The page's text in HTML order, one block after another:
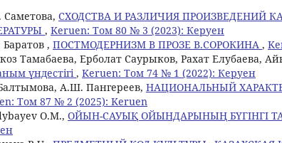
СХОДСТВА И РАЗЛИЧИЯ ПРОИЗВЕДЕНИЙ
, Keruen: Том 80 № 3 (2023): Керуен
, ПОСТМОДЕРНИЗМ В ПРОЗЕ В.СОРОКИНА ,
Тамабаева, Ерболат Саурыков, Рахат Елубаева,
үндестігі, Keruen: Том 74 № 1 (2022): Керуен
А.Ш. Пангереев, НАЦИОНАЛЬНЫЙ
Том 87 № 2 (2025): Keruen
O.M., ОЙЫН-САУЫҚ ОЙЫНДАРЫНЫҢ БҮГІНГІ